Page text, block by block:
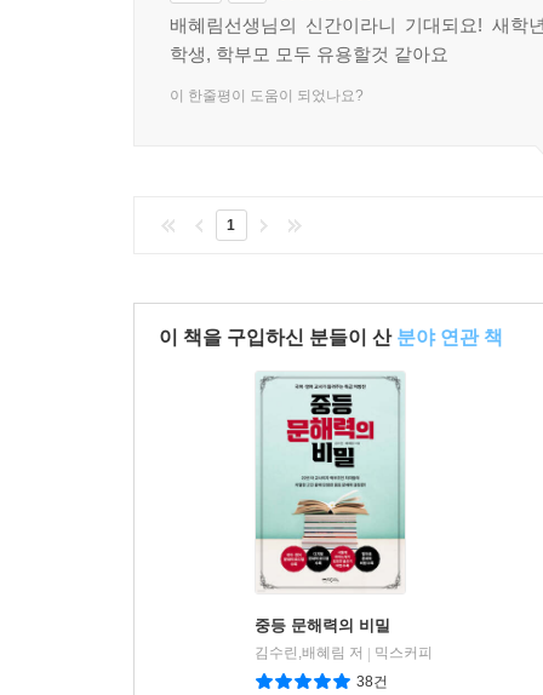
배혜림선생님의 신간이라니 기대되요! 새학
학생, 학부모 모두 유용할것 같아요
이 한줄평이 도움이 되었나요?
1
이 책을 구입하신 분들이 산 분야 연관 책
중등 문해력의 비밀
김수린,배혜림 저
믹스커피
38건